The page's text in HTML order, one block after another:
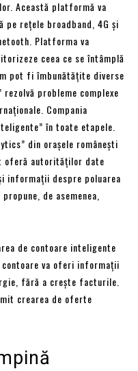
Această platformă va
rețele broadband, 4G și
Platforma va
ceea ce se întâmplă
pot fi îmbunătățite diverse
rezolvă probleme complexe
Compania
în toate etapele.
din orașele românești
oferă autorităților date
informații despre poluarea
de asemenea,
de contoare inteligente
va oferi informații
fără a crește facturile.
crearea de oferte